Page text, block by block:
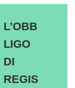
L’OBB
LIGO
DI
REGIS